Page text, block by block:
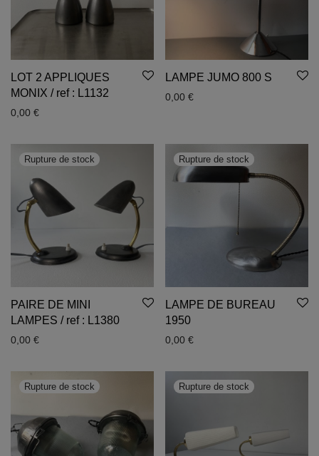
LOT 2 APPLIQUES
MONIX / ref : L1132
0,00 €
LAMPE JUMO 800 S
0,00 €
PAIRE DE MINI
LAMPES / ref : L1380
0,00 €
LAMPE DE BUREAU
1950
0,00 €